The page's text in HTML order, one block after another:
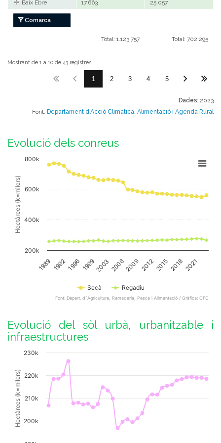
Baix Ebre
17.663 25.057
Comarca
Total: 1.123.757 Total: 702.295
Mostrant de 1 a 10 de 43 registres
1 2 3 4 5
Dades: 2023
Font: Departament d’Acció Climàtica, Alimentació i Agenda Rural
Evolució dels conreus
Chart
Line chart with 2 lines.
View as data table, Chart
The chart has 1 X axis displaying categories.
The chart has 1 Y axis displaying Hectàrees (k=milers). Data
Hectàrees (k=milers)
Secà Regadiu
1989 19921996 19992003200620092012201520182021
200k
400k
600k
800k
Font: Depart. d`Agricultura, Ramaderia, Pesca i Alimentació / Gràfica: OFC
Evolució del sòl urbà, urbanitzable i
infraestructures
Chart
Line chart with 33 data points.
View as data table, Chart
The chart has 1 X axis displaying categories.
The chart has 1 Y axis displaying Hectàrees (k=milers). Data
Hectàrees (k=milers) 200k
210k
220k
230k